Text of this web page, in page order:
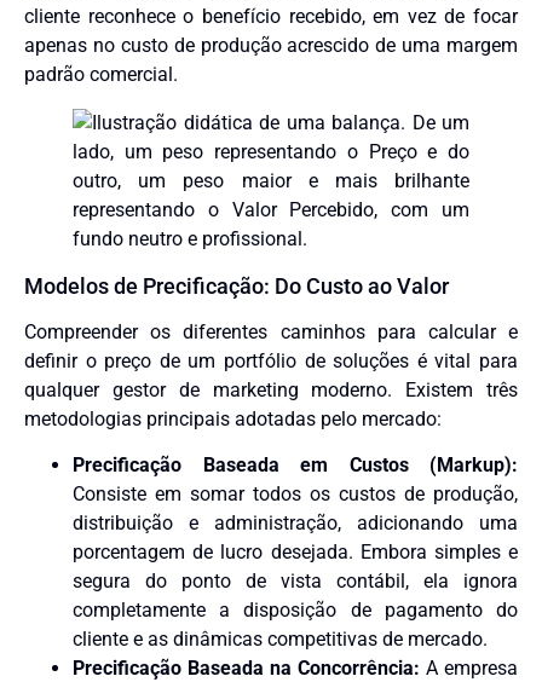
cliente reconhece o benefício recebido, em vez de focar
apenas no custo de produção acrescido de uma margem
padrão comercial.
Modelos de Precificação: Do Custo ao Valor
Compreender os diferentes caminhos para calcular e
definir o preço de um portfólio de soluções é vital para
qualquer gestor de marketing moderno. Existem três
metodologias principais adotadas pelo mercado:
Precificação Baseada em Custos (Markup):
Consiste em somar todos os custos de produção,
distribuição e administração, adicionando uma
porcentagem de lucro desejada. Embora simples e
segura do ponto de vista contábil, ela ignora
completamente a disposição de pagamento do
cliente e as dinâmicas competitivas de mercado.
Precificação Baseada na Concorrência: A empresa